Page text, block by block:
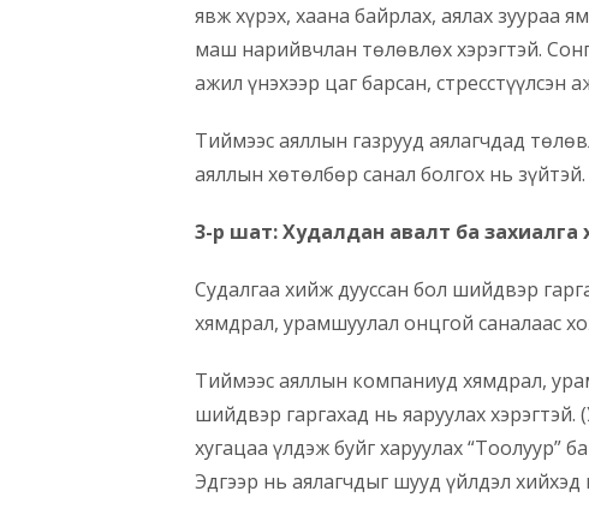
явж хүрэх, хаана байрлах, аялах зуураа
маш нарийвчлан төлөвлөх хэрэгтэй.
ажил үнэхээр цаг барсан, стресстүүлсэн
Тиймээс аяллын газрууд аялагчдад
аяллын хөтөлбөр санал болгох нь зүйтэй.
3-р шат: Худалдан авалт ба захиалга
Судалгаа хийж дууссан бол шийдвэр
хямдрал, урамшуулал онцгой саналаас
Тиймээс аяллын компаниуд хямдрал,
шийдвэр гаргахад нь яаруулах
хугацаа үлдэж буйг харуулах “Тоолуур”
Эдгээр нь аялагчдыг шууд үйлдэл хийхэд